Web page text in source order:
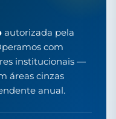
autorizada pela
com
institucionais —
áreas cinzas
anual.